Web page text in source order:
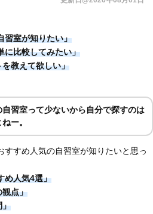
習室が知りたい」
に比較してみたい」
教えて欲しい」
習室って少ないから自分で探すのは
ー。
すめ人気の自習室が知りたいと思っ
め人気4選」
観点」
」